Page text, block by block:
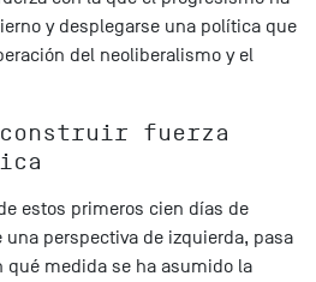
y desplegarse una política que
del neoliberalismo y el
fuerza
estos primeros cien días de
una perspectiva de izquierda, pasa
qué medida se ha asumido la